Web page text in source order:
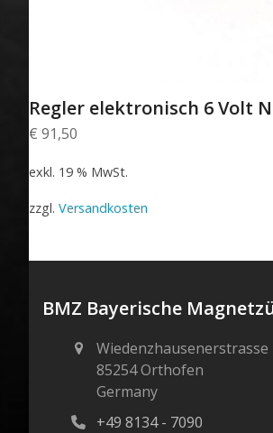
Regler elektronisch 6 Volt
€ 91,50
exkl. 19 % MwSt.
zzgl. Versandkosten
BMZ Bayerische
Wiedenzhausenerstrasse
85254 Orthofen
Germany
+49 8134 - 7090